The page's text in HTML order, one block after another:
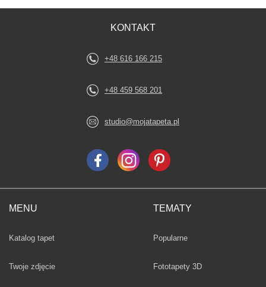
MENU
Katalog tapet
Twoje zdjęcie
TEMATY
Fototapety
Popularne
Fototapety 3D
KONTAKT
+48 616 166 215
+48 459 568 201
studio@mojatapeta.pl